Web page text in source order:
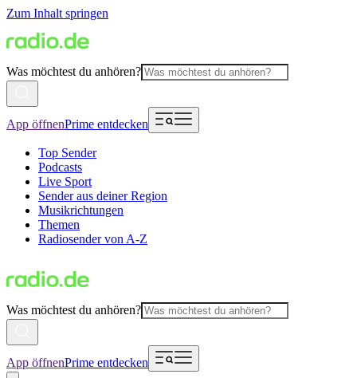
Zum Inhalt springen
Was möchtest du anhören?
App öffnenPrime entdecken
Top Sender
Podcasts
Live Sport
Sender aus deiner Region
Musikrichtungen
Themen
Radiosender von A-Z
Was möchtest du anhören?
App öffnenPrime entdecken